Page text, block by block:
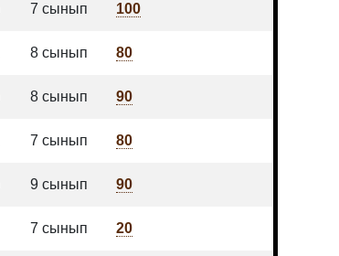
7 сынып 100
8 сынып 80
8 сынып 90
7 сынып 80
9 сынып 90
7 сынып 20